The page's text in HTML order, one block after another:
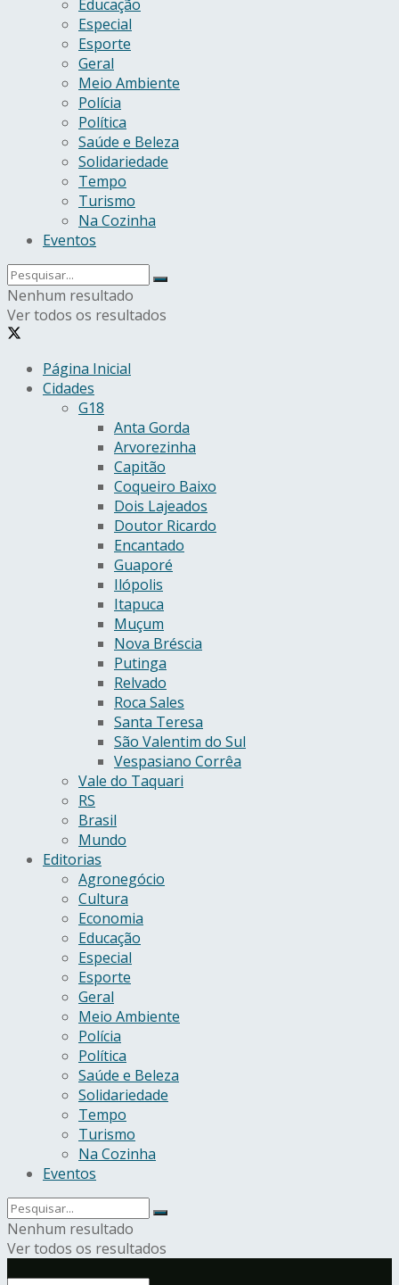
Educação
Especial
Esporte
Geral
Meio Ambiente
Polícia
Política
Saúde e Beleza
Solidariedade
Tempo
Turismo
Na Cozinha
Eventos
Nenhum resultado
Ver todos os resultados
Página Inicial
Cidades
G18
Anta Gorda
Arvorezinha
Capitão
Coqueiro Baixo
Dois Lajeados
Doutor Ricardo
Encantado
Guaporé
Ilópolis
Itapuca
Muçum
Nova Bréscia
Putinga
Relvado
Roca Sales
Santa Teresa
São Valentim do Sul
Vespasiano Corrêa
Vale do Taquari
RS
Brasil
Mundo
Editorias
Agronegócio
Cultura
Economia
Educação
Especial
Esporte
Geral
Meio Ambiente
Polícia
Política
Saúde e Beleza
Solidariedade
Tempo
Turismo
Na Cozinha
Eventos
Nenhum resultado
Ver todos os resultados